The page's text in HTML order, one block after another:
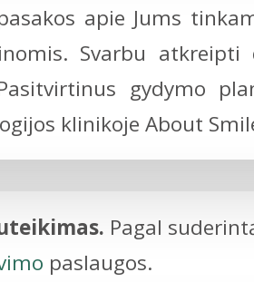
apie Jums
Svarbu
gydymo
klinikoje About
Pagal
paslaugos.